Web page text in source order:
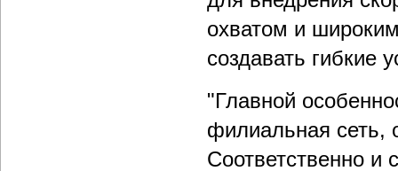
охватом и
создавать гибкие
"Главной
филиальная сеть,
Соответственно и